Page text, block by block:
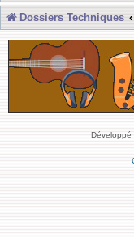
Dossiers Techniques
Développé